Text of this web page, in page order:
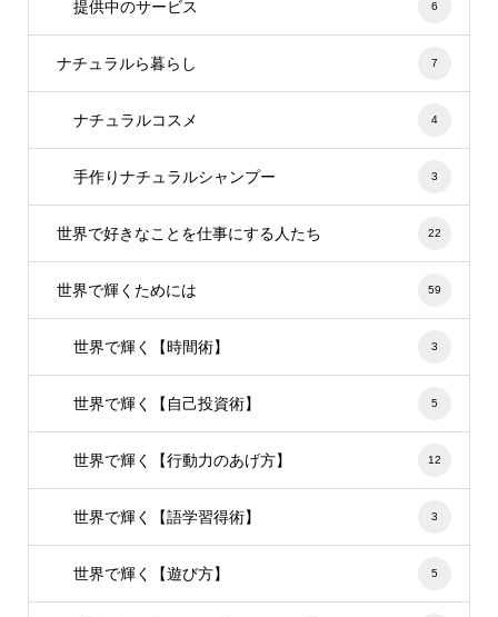
提供中のサービス 6
ナチュラルら暮らし 7
ナチュラルコスメ 4
手作りナチュラルシャンプー 3
世界で好きなことを仕事にする人たち 22
世界で輝くためには 59
世界で輝く【時間術】 3
世界で輝く【自己投資術】 5
世界で輝く【行動力のあげ方】 12
世界で輝く【語学習得術】 3
世界で輝く【遊び方】 5